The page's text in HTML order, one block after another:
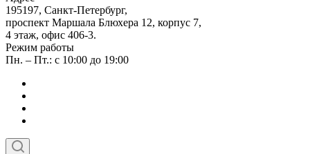
195197, Санкт-Петербург,
проспект Маршала Блюхера 12, корпус 7,
4 этаж, офис 406-3.
Режим работы
Пн. – Пт.: с 10:00 до 19:00